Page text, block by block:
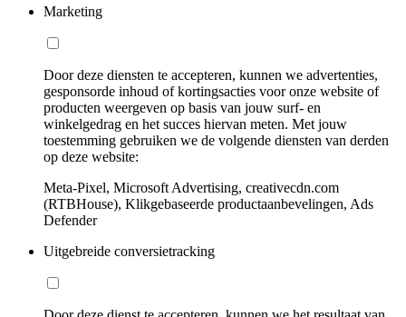
Marketing
Door deze diensten te accepteren, kunnen we advertenties,
gesponsorde inhoud of kortingsacties voor onze website of
producten weergeven op basis van jouw surf- en
winkelgedrag en het succes hiervan meten. Met jouw
toestemming gebruiken we de volgende diensten van derden
op deze website:
Meta-Pixel, Microsoft Advertising, creativecdn.com
(RTBHouse), Klikgebaseerde productaanbevelingen, Ads
Defender
Uitgebreide conversietracking